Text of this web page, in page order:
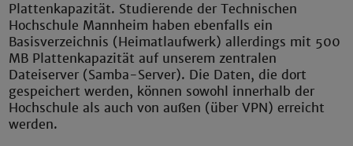
Plattenkapazität. Studierende der Technischen
Hochschule Mannheim haben ebenfalls ein
Basisverzeichnis (Heimatlaufwerk) allerdings mit 500
MB Plattenkapazität auf unserem zentralen
Dateiserver (Samba-Server). Die Daten, die dort
gespeichert werden, können sowohl innerhalb der
Hochschule als auch von außen (über VPN) erreicht
werden.